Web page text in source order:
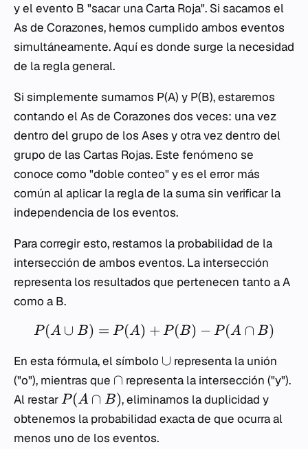
y el evento B "sacar una Carta Roja". Si sacamos el
As de Corazones, hemos cumplido ambos eventos
simultáneamente. Aquí es donde surge la necesidad
de la regla general.
Si simplemente sumamos P(A) y P(B), estaremos
contando el As de Corazones dos veces: una vez
dentro del grupo de los Ases y otra vez dentro del
grupo de las Cartas Rojas. Este fenómeno se
conoce como "doble conteo" y es el error más
común al aplicar la regla de la suma sin verificar la
independencia de los eventos.
Para corregir esto, restamos la probabilidad de la
intersección de ambos eventos. La intersección
representa los resultados que pertenecen tanto a A
como a B.
P(A ∪ B) = P (A) + P (B) − P (A ∩ B)
En esta fórmula, el símbolo ∪ representa la unión
("o"), mientras que ∩ representa la intersección ("y").
Al restar P(A ∩ B), eliminamos la duplicidad y
obtenemos la probabilidad exacta de que ocurra al
menos uno de los eventos.